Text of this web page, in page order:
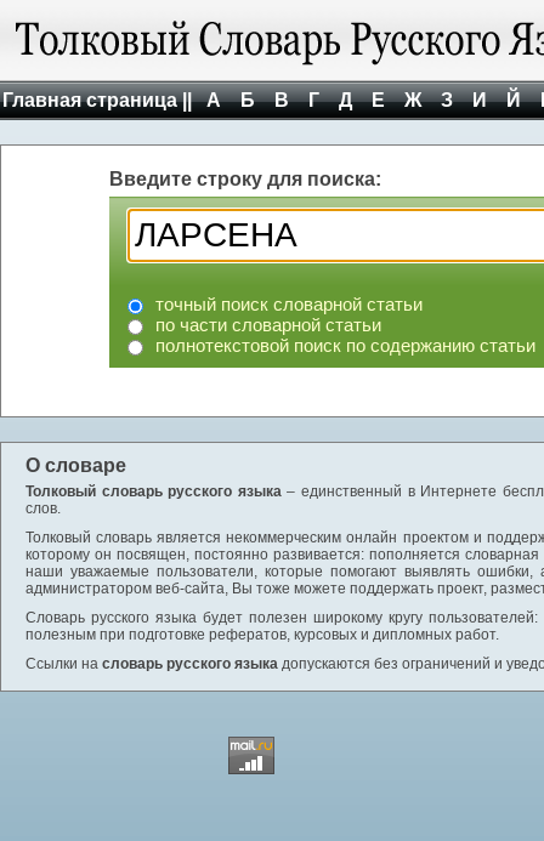
Главная страница || А Б В Г Д Е Ж З И Й
Введите строку для поиска:
точный поиск словарной статьи
по части словарной статьи
полнотекстовой поиск по содержанию статьи
О словаре
Толковый словарь русского языка– единственный в Интернете
слов.
Толковый словарь является некоммерческим онлайн проектом и
которому он посвящен, постоянно развивается: пополняется
наши уважаемые пользователи, которые помогают выявлять
администратором веб-сайта, Вы тоже можете поддержать проект,
Словарь русского языка будет полезен широкому кругу
полезным при подготовке рефератов, курсовых и дипломных работ.
Ссылки на словарь русского языка допускаются без ограничений и